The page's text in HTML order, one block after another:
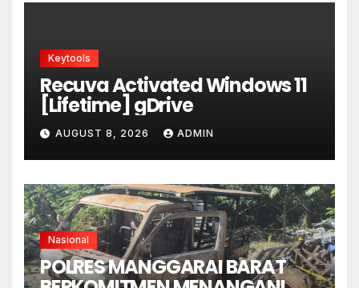
Keytools
Recuva Activated Windows 11
[Lifetime] gDrive
AUGUST 8, 2026 ADMIN
Nasional
POLRES MANGGARAI BARAT